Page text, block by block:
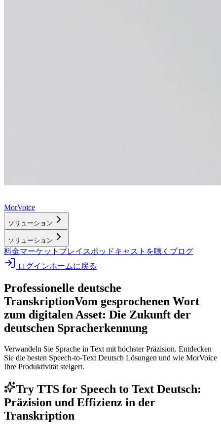
MorVoice
ソリューション
ソリューション
料金マーケットプレイスポッドキャストを聴く ブログ
ログインホームに戻る
Professionelle deutsche
TranskriptionVom gesprochenen Wort
zum digitalen Asset: Die Zukunft der
deutschen Spracherkennung
Verwandeln Sie Sprache in Text mit höchster Präzision. Entdecken
Sie die besten Speech-to-Text Deutsch Lösungen und wie MorVoice
Ihre Produktivität steigert.
Try TTS for Speech to Text Deutsch:
Präzision und Effizienz in der
Transkription